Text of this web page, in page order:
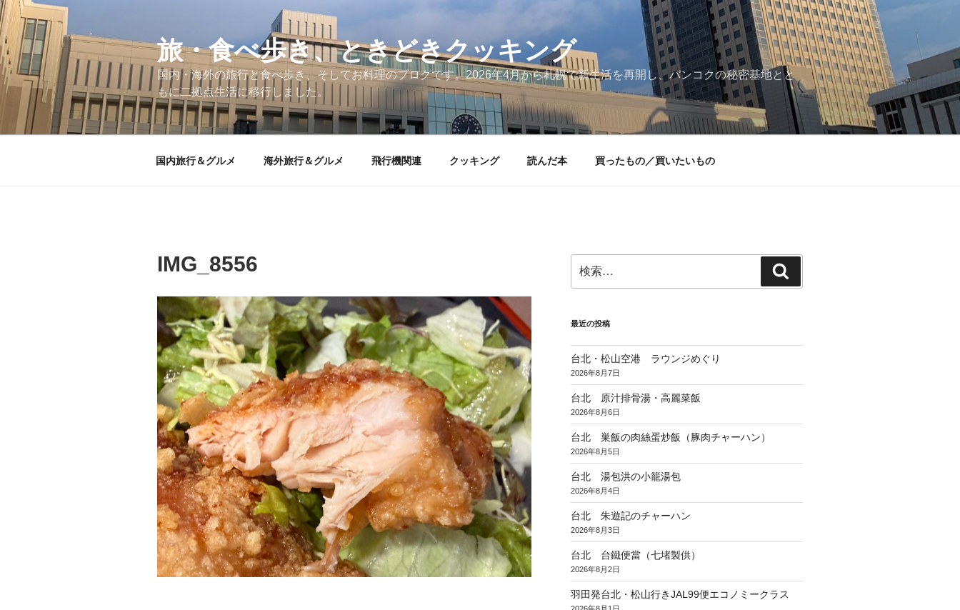
コ
ン
テ
ン
ツ
へ
旅・食べ歩き、ときどきクッキング
国内・海外の旅行と食べ歩き、そしてお料理のブログです。2026年4月から札幌で新生活を再開し、バンコクの秘密基地とと
もに二拠点生活に移行しました。
国内旅行＆グルメ 海外旅行＆グルメ 飛行機関連 クッキング 読んだ本 買ったもの／買いたいもの
IMG_8556
索:
索
最近の投稿
台北・松山空港 ラウンジめぐり
2026年8月7日
台北 原汁排骨湯・高麗菜飯
2026年8月6日
台北 巣飯の肉絲蛋炒飯（豚肉チャーハン）
2026年8月5日
台北 湯包洪の小籠湯包
2026年8月4日
台北 朱遊記のチャーハン
2026年8月3日
台北 台鐵便當（七堵製供）
2026年8月2日
羽田発台北・松山行きJAL99便エコノミークラス